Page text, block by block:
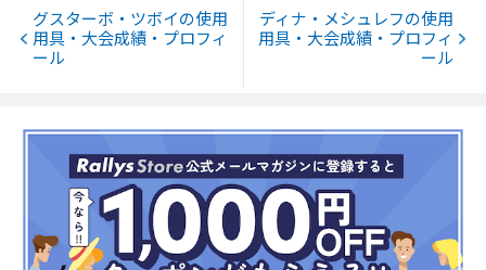
グスターボ・ツボイの使用
用具・大会成績・プロフィ
ール
ディナ・メシュレフの使用
用具・大会成績・プロフィ
ール